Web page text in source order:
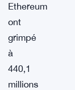
Ethereum
ont
grimpé
à
440,1
millions